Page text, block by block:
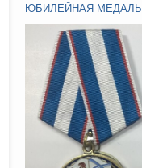
ЮБИЛЕЙНАЯ МЕДАЛЬ